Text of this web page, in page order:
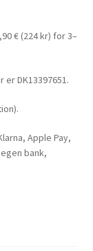
€ (224 kr) for 3–
DK13397651.
Apple Pay,
bank,